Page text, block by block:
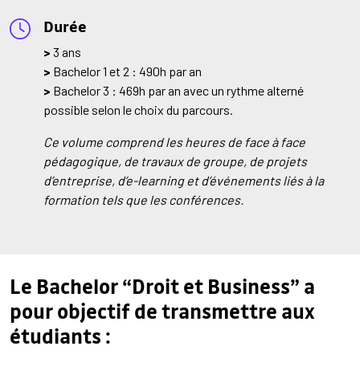
Durée
>3 ans
> Bachelor 1 et 2 : 490h par an
> Bachelor 3 : 469h par an avec un rythme alterné
possible selon le choix du parcours.
Ce volume comprend les heures de face à face
pédagogique, de travaux de groupe, de projets
d’entreprise, d’e-learning et d’événements liés à la
formation tels que les conférences.
Le Bachelor “Droit et Business” a
pour objectif de transmettre aux
étudiants :